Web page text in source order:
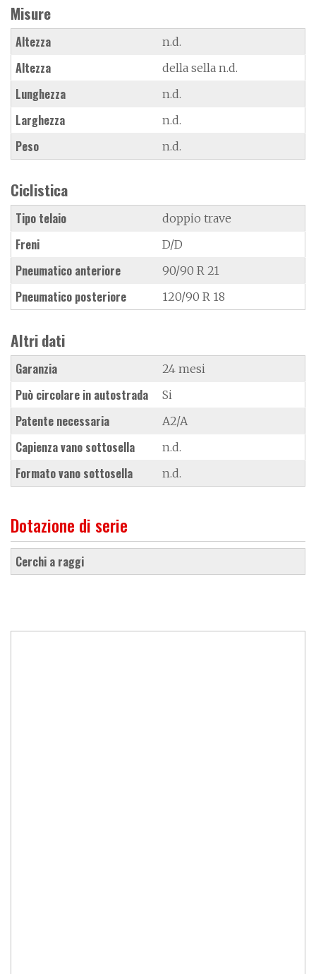
Misure
Altezza n.d.
Altezza della sella n.d.
Lunghezza n.d.
Larghezza n.d.
Peso n.d.
Ciclistica
Tipo telaio doppio trave
Freni D/D
Pneumatico anteriore 90/90 R 21
Pneumatico posteriore 120/90 R 18
Altri dati
Garanzia 24 mesi
Può circolare in autostrada Si
Patente necessaria A2/A
Capienza vano sottosella n.d.
Formato vano sottosella n.d.
Dotazione di serie
cerchi a raggi